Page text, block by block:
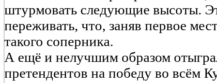
штурмовать следующие высоты.
переживать, что, заняв первое
такого соперника.
А ещё и нелучшим образом
претендентов на победу во всём